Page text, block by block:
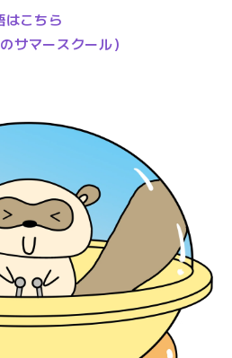
はこちら
サマースクール）